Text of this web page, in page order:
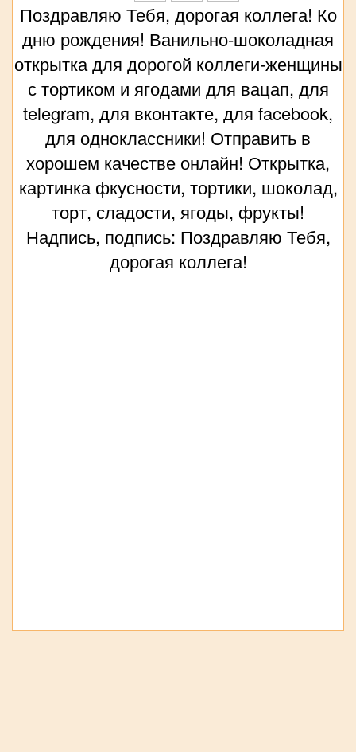
Поздравляю Тебя, дорогая коллега! Ко
дню рождения! Ванильно-шоколадная
открытка для дорогой коллеги-женщины
с тортиком и ягодами для вацап, для
telegram, для вконтакте, для facebook,
для одноклассники! Отправить в
хорошем качестве онлайн! Открытка,
картинка фкусности, тортики, шоколад,
торт, сладости, ягоды, фрукты!
Надпись, подпись: Поздравляю Тебя,
дорогая коллега!